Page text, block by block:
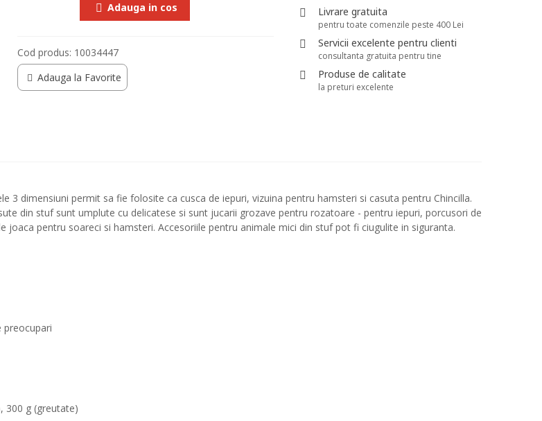
Adauga in cos
Cod produs: 10034447
Adauga la Favorite
Livrare gratuita
pentru toate comenzile peste 400 Lei
Servicii excelente pentru clienti
consultanta gratuita pentru tine
Produse de calitate
la preturi excelente
3 dimensiuni permit sa fie folosite ca cusca ​​de iepuri, vizuina pentru hamsteri si casuta pentru Chincilla.
din stuf sunt umplute cu delicatese si sunt jucarii grozave pentru rozatoare - pentru iepuri, porcusori de
joaca pentru soareci si hamsteri. Accesoriile pentru animale mici din stuf pot fi ciugulite in siguranta.
preocupari
300 g (greutate)